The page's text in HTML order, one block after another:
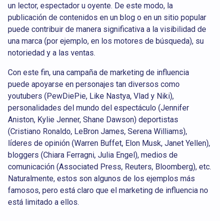
un lector, espectador u oyente. De este modo, la
publicación de contenidos en un blog o en un sitio popular
puede contribuir de manera significativa a la visibilidad de
una marca (por ejemplo, en los motores de búsqueda), su
notoriedad y a las ventas.
Con este fin, una campaña de marketing de influencia
puede apoyarse en personajes tan diversos como
youtubers (PewDiePie, Like Nastya, Vlad y Niki),
personalidades del mundo del espectáculo (Jennifer
Aniston, Kylie Jenner, Shane Dawson) deportistas
(Cristiano Ronaldo, LeBron James, Serena Williams),
líderes de opinión (Warren Buffet, Elon Musk, Janet Yellen),
bloggers (Chiara Ferragni, Julia Engel), medios de
comunicación (Associated Press, Reuters, Bloomberg), etc.
Naturalmente, estos son algunos de los ejemplos más
famosos, pero está claro que el marketing de influencia no
está limitado a ellos.